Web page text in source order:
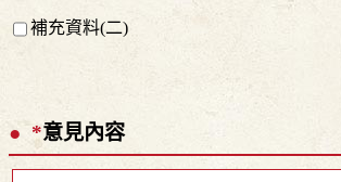
補充資料(二)
*意見內容